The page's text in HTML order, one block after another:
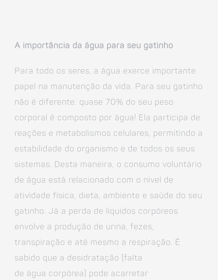
A importância da água para seu gatinho
Para todo os seres, a água exerce importante
papel na manutenção da vida. Para seu gatinho
não é diferente: quase 70% do seu peso
corporal é composto por água! Ela participa de
reações e metabolismos celulares, permitindo a
estabilidade do organismo e de todos os seus
sistemas. Desta maneira, o consumo voluntário
de água está relacionado com o nível de
atividade física, dieta, ambiente e saúde do seu
gatinho. Já a perda de líquidos corpóreos
envolve a produção de urina, fezes,
transpiração e até mesmo a respiração. É
sabido que a desidratação (falta
de água corpórea) pode acarretar